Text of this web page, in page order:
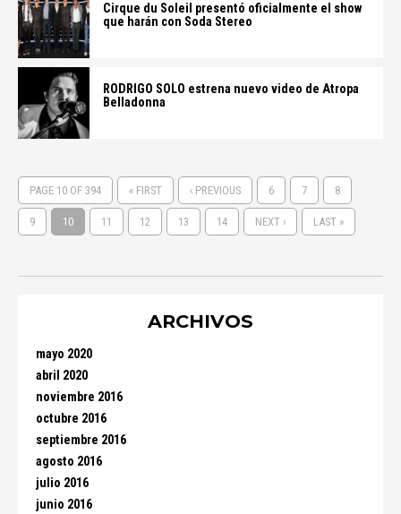
Cirque du Soleil presentó oficialmente el show
que harán con Soda Stereo
RODRIGO SOLO estrena nuevo video de Atropa
Belladonna
PAGE 10 OF 394 « FIRST ‹ PREVIOUS 6 7 8
9 10 11 12 13 14 NEXT › LAST »
ARCHIVOS
mayo 2020
abril 2020
noviembre 2016
octubre 2016
septiembre 2016
agosto 2016
julio 2016
junio 2016